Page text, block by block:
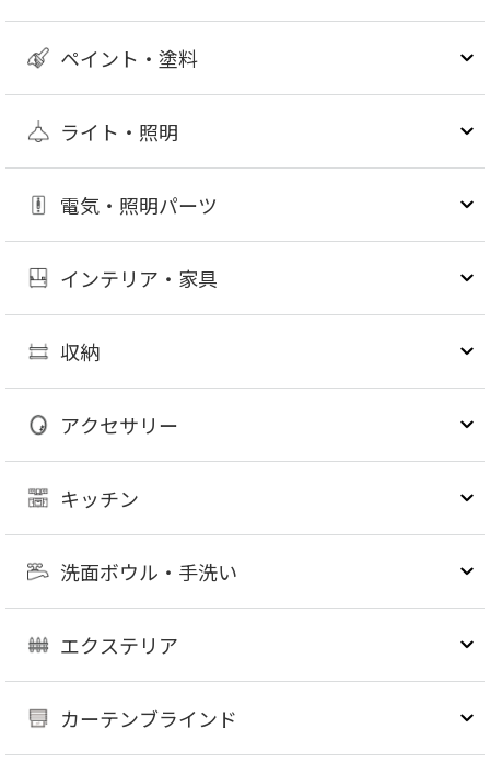
ペイント・塗料
ライト・照明
電気・照明パーツ
インテリア・家具
収納
アクセサリー
キッチン
洗面ボウル・手洗い
エクステリア
カーテンブラインド